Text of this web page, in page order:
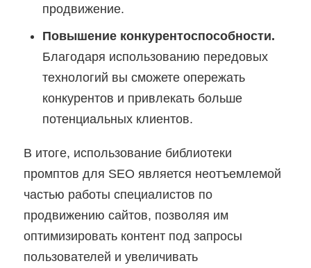
продвижение.
Повышение конкурентоспособности.
Благодаря использованию передовых
технологий вы сможете опережать
конкурентов и привлекать больше
потенциальных клиентов.
В итоге, использование библиотеки
промптов для SEO является неотъемлемой
частью работы специалистов по
продвижению сайтов, позволяя им
оптимизировать контент под запросы
пользователей и увеличивать